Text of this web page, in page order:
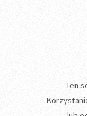
Ten